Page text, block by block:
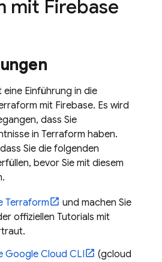
mit Firebase
Einführung in die
mit Firebase. Es wird
dass Sie
in Terraform haben.
Sie die folgenden
bevor Sie mit diesem
Terraform
und machen Sie
offiziellen Tutorials mit
Google Cloud CLI (gcloud